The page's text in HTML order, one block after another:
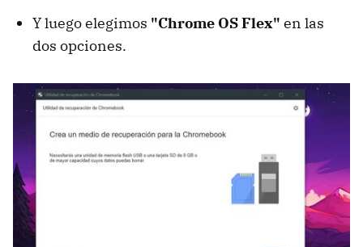
Y luego elegimos "Chrome OS Flex" en las
dos opciones.